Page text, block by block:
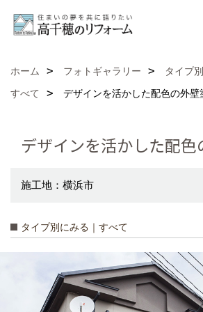
ホーム フォトギャラリー
タイプ
すべて
デザインを活かした配色の外壁
デザインを活かした配色
施工地：横浜市
タイプ別にみる｜すべて